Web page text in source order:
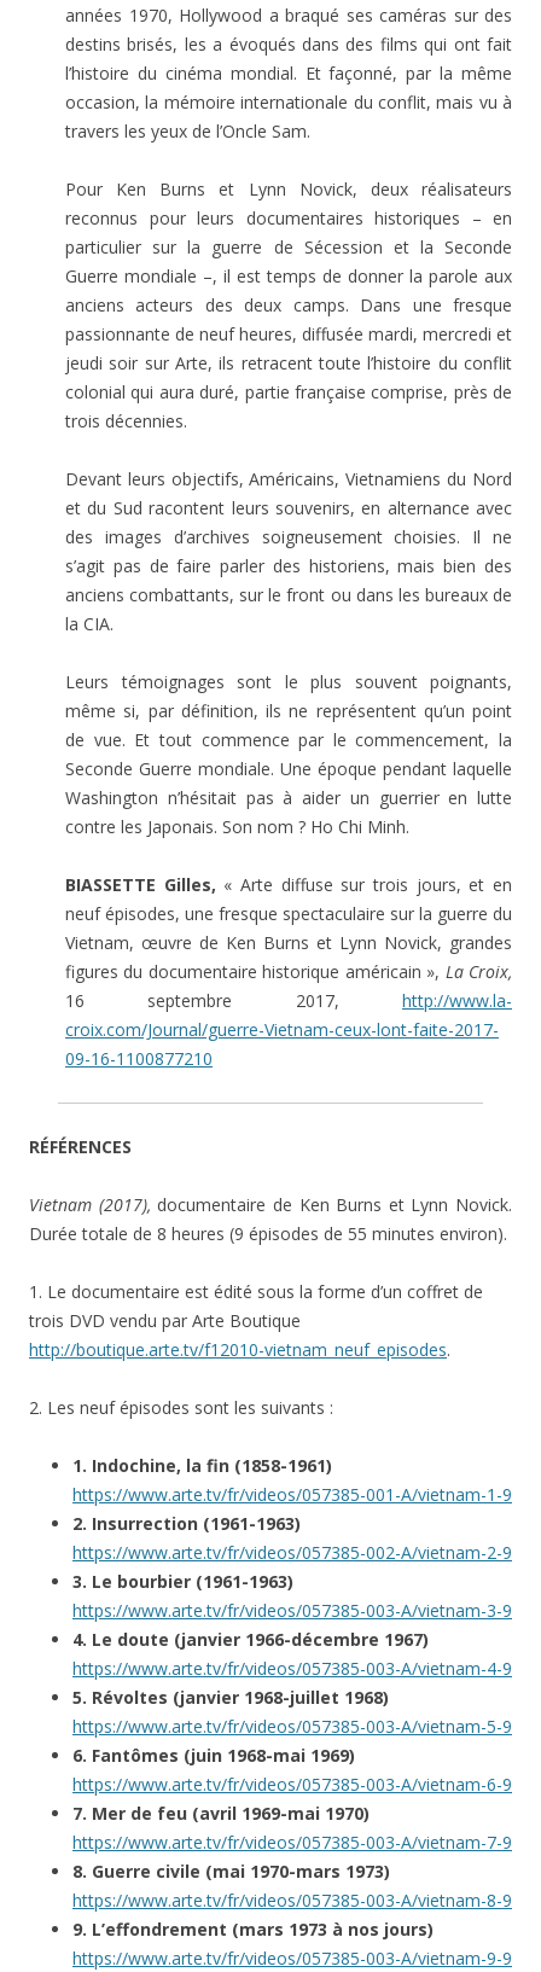
années 1970, Hollywood a braqué ses caméras sur des
destins brisés, les a évoqués dans des films qui ont fait
l’histoire du cinéma mondial. Et façonné, par la même
occasion, la mémoire internationale du conflit, mais vu à
travers les yeux de l’Oncle Sam.
Pour Ken Burns et Lynn Novick, deux réalisateurs
reconnus pour leurs documentaires historiques – en
particulier sur la guerre de Sécession et la Seconde
Guerre mondiale –, il est temps de donner la parole aux
anciens acteurs des deux camps. Dans une fresque
passionnante de neuf heures, diffusée mardi, mercredi et
jeudi soir sur Arte, ils retracent toute l’histoire du conflit
colonial qui aura duré, partie française comprise, près de
trois décennies.
Devant leurs objectifs, Américains, Vietnamiens du Nord
et du Sud racontent leurs souvenirs, en alternance avec
des images d’archives soigneusement choisies. Il ne
s’agit pas de faire parler des historiens, mais bien des
anciens combattants, sur le front ou dans les bureaux de
la CIA.
Leurs témoignages sont le plus souvent poignants,
même si, par définition, ils ne représentent qu’un point
de vue. Et tout commence par le commencement, la
Seconde Guerre mondiale. Une époque pendant laquelle
Washington n’hésitait pas à aider un guerrier en lutte
contre les Japonais. Son nom ? Ho Chi Minh.
BIASSETTE Gilles, « Arte diffuse sur trois jours, et en
neuf épisodes, une fresque spectaculaire sur la guerre du
Vietnam, œuvre de Ken Burns et Lynn Novick, grandes
figures du documentaire historique américain », La Croix,
16 septembre 2017, http://www.la-
croix.com/Journal/guerre-Vietnam-ceux-lont-faite-2017-
09-16-1100877210
RÉFÉRENCES
Vietnam (2017), documentaire de Ken Burns et Lynn Novick.
Durée totale de 8 heures (9 épisodes de 55 minutes environ).
1. Le documentaire est édité sous la forme d’un coffret de
trois DVD vendu par Arte Boutique
http://boutique.arte.tv/f12010-vietnam_neuf_episodes.
2. Les neuf épisodes sont les suivants :
1. Indochine, la fin (1858-1961)
https://www.arte.tv/fr/videos/057385-001-A/vietnam-1-9
2. Insurrection (1961-1963)
https://www.arte.tv/fr/videos/057385-002-A/vietnam-2-9
3. Le bourbier (1961-1963)
https://www.arte.tv/fr/videos/057385-003-A/vietnam-3-9
4. Le doute (janvier 1966-décembre 1967)
https://www.arte.tv/fr/videos/057385-003-A/vietnam-4-9
5. Révoltes (janvier 1968-juillet 1968)
https://www.arte.tv/fr/videos/057385-003-A/vietnam-5-9
6. Fantômes (juin 1968-mai 1969)
https://www.arte.tv/fr/videos/057385-003-A/vietnam-6-9
7. Mer de feu (avril 1969-mai 1970)
https://www.arte.tv/fr/videos/057385-003-A/vietnam-7-9
8. Guerre civile (mai 1970-mars 1973)
https://www.arte.tv/fr/videos/057385-003-A/vietnam-8-9
9. L’effondrement (mars 1973 à nos jours)
https://www.arte.tv/fr/videos/057385-003-A/vietnam-9-9